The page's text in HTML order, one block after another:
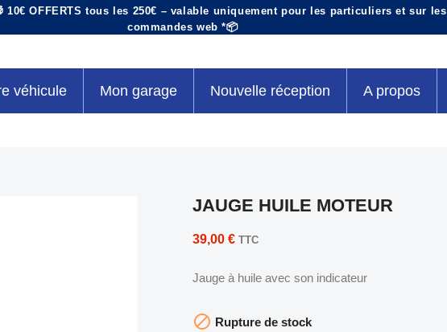
10€ OFFERTS tous les 250€ – valable uniquement pour les particuliers et sur les
commandes web *📦
véhicule Mon garage Nouvelle réception A propos
JAUGE HUILE MOTEUR
39,00 € TTC
Jauge à huile avec son indicateur
 Rupture de stock